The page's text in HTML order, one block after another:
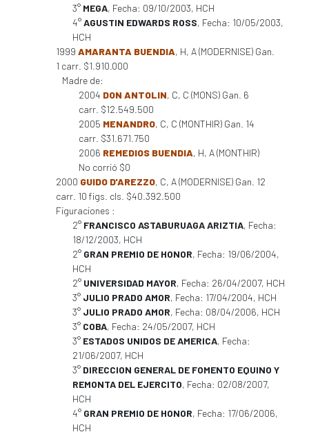
3° MEGA, Fecha: 09/10/2003, HCH
4°AGUSTIN EDWARDS ROSS, Fecha: 10/05/2003,
HCH
1999 AMARANTA BUENDIA, H, A (MODERNISE) Gan.
1 carr. $1.910.000
Madre de:
2004 DON ANTOLIN, C, C (MONS) Gan. 6
carr. $12.549.500
2005 MENANDRO, C, C (MONTHIR) Gan. 14
carr. $31.671.750
2006 REMEDIOS BUENDIA, H, A (MONTHIR)
No corrió $0
2000 GUIDO D'AREZZO, C, A (MODERNISE) Gan. 12
carr. 10 figs. cls. $40.392.500
Figuraciones :
2° FRANCISCO ASTABURUAGA ARIZTIA, Fecha:
18/12/2003, HCH
2° GRAN PREMIO DE HONOR, Fecha: 19/06/2004,
HCH
2° UNIVERSIDAD MAYOR, Fecha: 26/04/2007, HCH
3° JULIO PRADO AMOR, Fecha: 17/04/2004, HCH
3° JULIO PRADO AMOR, Fecha: 08/04/2006, HCH
3° COBA, Fecha: 24/05/2007, HCH
3° ESTADOS UNIDOS DE AMERICA, Fecha:
21/06/2007, HCH
3° DIRECCION GENERAL DE FOMENTO EQUINO Y
REMONTA DEL EJERCITO, Fecha: 02/08/2007,
HCH
4° GRAN PREMIO DE HONOR, Fecha: 17/06/2006,
HCH